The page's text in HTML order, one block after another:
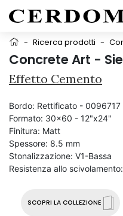
- Ricerca prodotti -
Concrete Art -
Effetto Cemento
SCOPRI LA COLLEZIONE
Bordo: Rettificato - 0096717
Formato: 30x60 - 12"x24"
Finitura: Matt
Spessore: 8.5 mm
Stonalizzazione: V1-Bassa
Resistenza allo scivolamento: